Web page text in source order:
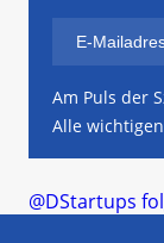
Am Puls der
Alle
@DStartups